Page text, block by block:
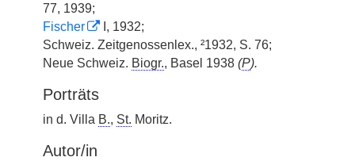
77, 1939;
Fischer
I, 1932;
Schweiz. Zeitgenossenlex., ²1932, S. 76;
Neue Schweiz. Biogr., Basel 1938 (P).
Porträts
in d. Villa B., St. Moritz.
Autor/in